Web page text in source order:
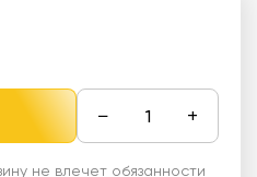
− +
не влечет обязанности